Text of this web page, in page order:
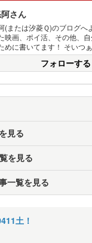
さん
(または汐菱Ｑ)のブログへ
映画、ポイ活、その他、
めに書いてます！ そいつ
フォローする
見る
を見る
一覧を見る
土！